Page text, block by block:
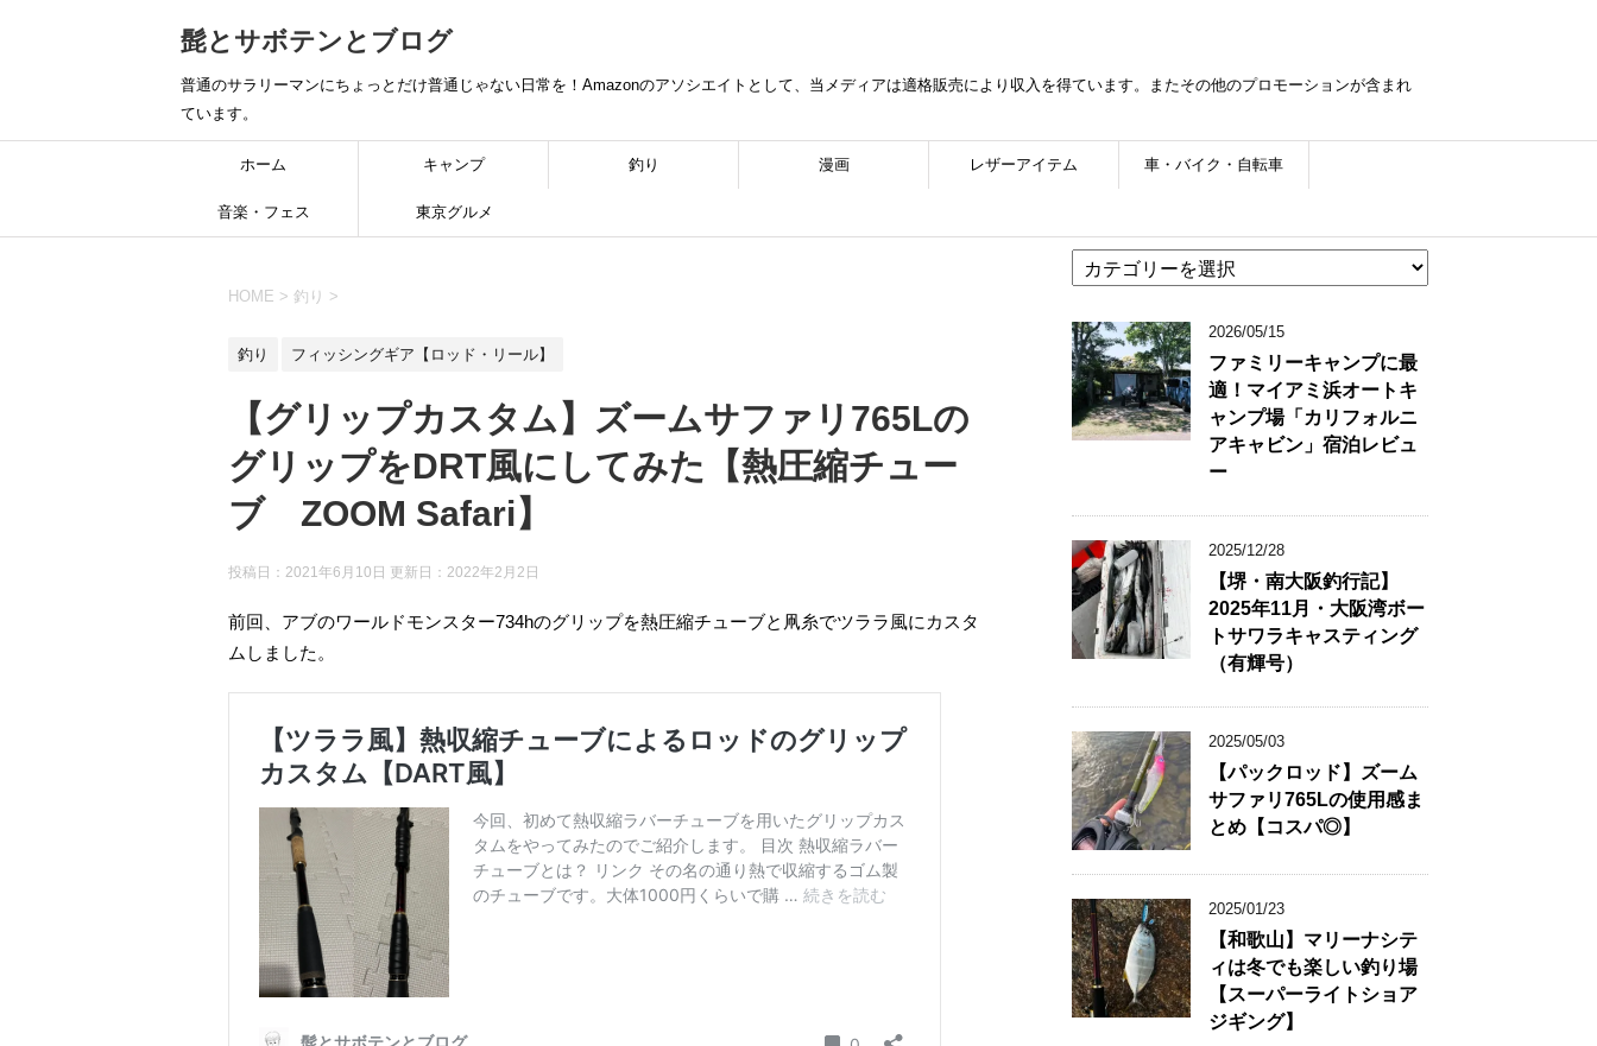
髭とサボテンとブログ
普通のサラリーマンにちょっとだけ普通じゃない日常を！Amazonのアソシエイトとして、当メディアは適格販売により収入を得ています。またその他のプロモーションが含まれ
ています。
ホーム キャンプ 釣り 漫画 レザーアイテム 車・バイク・自転車
音楽・フェス 東京グルメ
HOME > 釣り >
釣り フィッシングギア【ロッド・リール】
【グリップカスタム】ズームサファリ765Lの
グリップをDRT風にしてみた【熱圧縮チュー
ブ ZOOM Safari】
投稿日：2021年6月10日 更新日： 2022年2月2日
前回、アブのワールドモンスター734hのグリップを熱圧縮チューブと凧糸でツララ風にカスタ
ムしました。
テ
リ
ー
2026/05/15
ファミリーキャンプに最
適！マイアミ浜オートキ
ャンプ場「カリフォルニ
アキャビン」宿泊レビュ
ー
2025/12/28
【堺・南大阪釣行記】
2025年11月・大阪湾ボー
トサワラキャスティング
（有輝号）
2025/05/03
【パックロッド】ズーム
サファリ765Lの使用感ま
とめ【コスパ◎】
2025/01/23
【和歌山】マリーナシテ
ィは冬でも楽しい釣り場
【スーパーライトショア
ジギング】